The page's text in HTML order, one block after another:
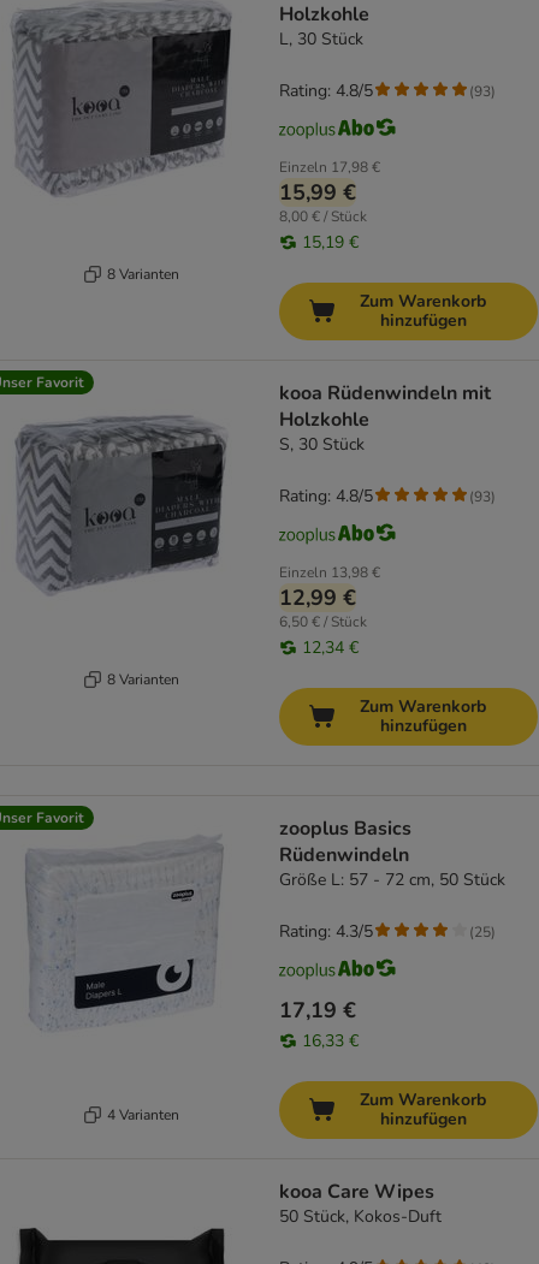
8 Varianten
Holzkohle
L, 30 Stück
Einzeln 17,98 €
15,99 €
8,00 € / Stück
15,19 €
Rating: 4.8/5 (93)
Zum Warenkorb
hinzufügen
Favorit
8 Varianten
kooa Rüdenwindeln mit
Holzkohle
S, 30 Stück
Einzeln 13,98 €
12,99 €
6,50 € / Stück
12,34 €
Rating: 4.8/5 (93)
Zum Warenkorb
hinzufügen
Favorit
4 Varianten
zooplus Basics
Rüdenwindeln
Größe L: 57 - 72 cm, 50 Stück
17,19 €
16,33 €
Rating: 4.3/5 (25)
Zum Warenkorb
hinzufügen
kooa Care Wipes
50 Stück, Kokos-Duft